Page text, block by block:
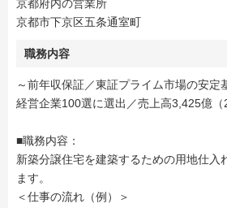
京都府内の営業所
京都市下京区五条通室町
職務内容
～前年収保証／東証プライム市場の安定
経営企業100選に選出／売上高3,425億（
■職務内容：
新築分譲住宅を建築するための用地仕入
ます。
＜仕事の流れ（例）＞